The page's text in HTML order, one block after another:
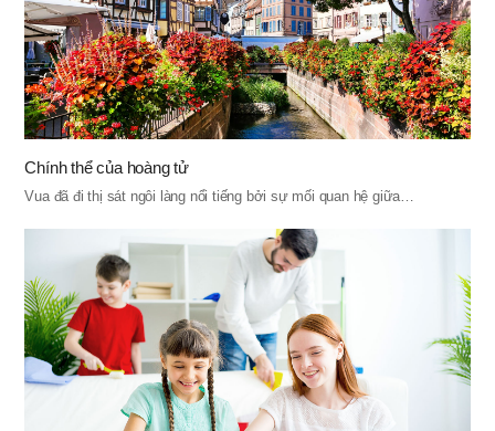
Chính thể của hoàng tử
Vua đã đi thị sát ngôi làng nổi tiếng bởi sự mối quan hệ giữa…